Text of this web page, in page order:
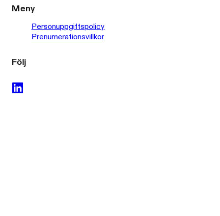
Meny
Personuppgiftspolicy
Prenumerationsvillkor
Följ